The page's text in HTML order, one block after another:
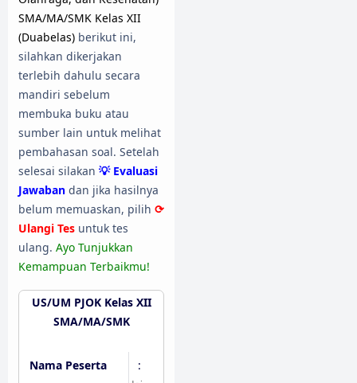
SMA/MA/SMK Kelas XII
(Duabelas) berikut ini,
silahkan dikerjakan
terlebih dahulu secara
mandiri sebelum
membuka buku atau
sumber lain untuk melihat
pembahasan soal. Setelah
selesai silakan 💡 Evaluasi
Jawaban dan jika hasilnya
belum memuaskan, pilih ⟳
Ulangi Tes untuk tes
ulang. Ayo Tunjukkan
Kemampuan Terbaikmu!
US/UM PJOK Kelas XII
SMA/MA/SMK
Nama Peserta :